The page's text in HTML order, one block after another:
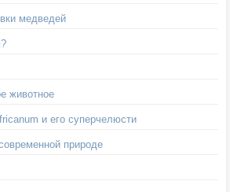
медведей
животное
и его суперчелюсти
природе